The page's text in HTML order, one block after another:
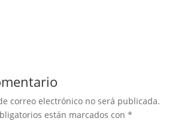
correo electrónico no será publicada.
están marcados con *